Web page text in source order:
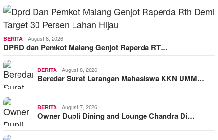
BERITA August 8, 2026
DPRD dan Pemkot Malang Genjot Raperda RT…
BERITA August 8, 2026
Beredar Surat Larangan Mahasiswa KKN UMM…
BERITA August 7, 2026
Owner Dupli Dining and Lounge Chandra Di…